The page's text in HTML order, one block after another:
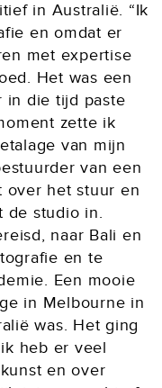
in Australië. “Ik
en omdat er
met expertise
Het was een
in die tijd paste
zette ik
van mijn
van een
over het stuur en
de studio in.
naar Bali en
en te
Een mooie
in Melbourne in
was. Het ging
heb er veel
en over